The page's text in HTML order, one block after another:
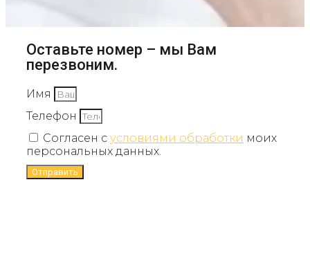
Оставьте номер – мы Вам
перезвоним.
Имя
Телефон
Согласен с условиями обработки моих
персональных данных.
Отправить